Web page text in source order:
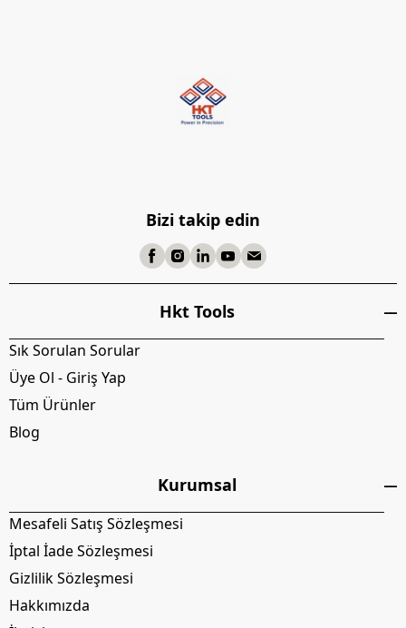
Bizi takip edin
Hkt Tools
Sık Sorulan Sorular
Üye Ol - Giriş Yap
Tüm Ürünler
Blog
Kurumsal
Mesafeli Satış Sözleşmesi
İptal İade Sözleşmesi
Gizlilik Sözleşmesi
Hakkımızda